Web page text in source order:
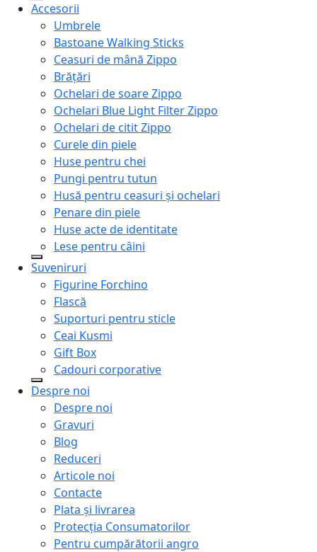
Accesorii
Umbrele
Bastoane Walking Sticks
Ceasuri de mână Zippo
Brățări
Ochelari de soare Zippo
Ochelari Blue Light Filter Zippo
Ochelari de citit Zippo
Curele din piele
Huse pentru chei
Pungi pentru tutun
Husă pentru ceasuri și ochelari
Penare din piele
Huse acte de identitate
Lese pentru câini
Suveniruri
Figurine Forchino
Flască
Suporturi pentru sticle
Ceai Kusmi
Gift Box
Cadouri corporative
Despre noi
Despre noi
Gravuri
Blog
Reduceri
Articole noi
Contacte
Plata și livrarea
Protecţia Consumatorilor
Pentru cumpărătorii angro